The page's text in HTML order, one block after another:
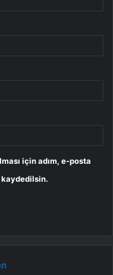
için adım, e-posta
kaydedilsin.